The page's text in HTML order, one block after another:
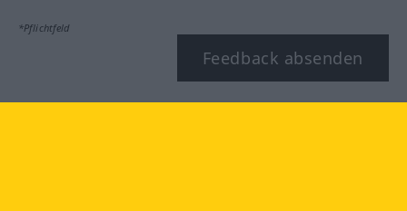
*Pflichtfeld
Feedback absenden